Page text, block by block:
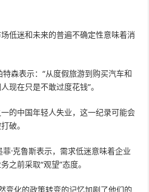
低迷和未来的普遍不确定性意味着消
森表示：“从度假旅游到购买汽车和
现在只是不敢过度花钱”。
的中国年轻人失业，这一纪录可能会
破。
·克鲁斯表示，需求低迷意味着企业
之前采取“观望”态度。
变化的政策转变的记忆加剧了他们的